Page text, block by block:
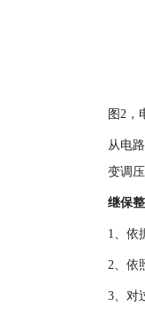
图2，
从电
变调
继保
1、依
2、依
3、对